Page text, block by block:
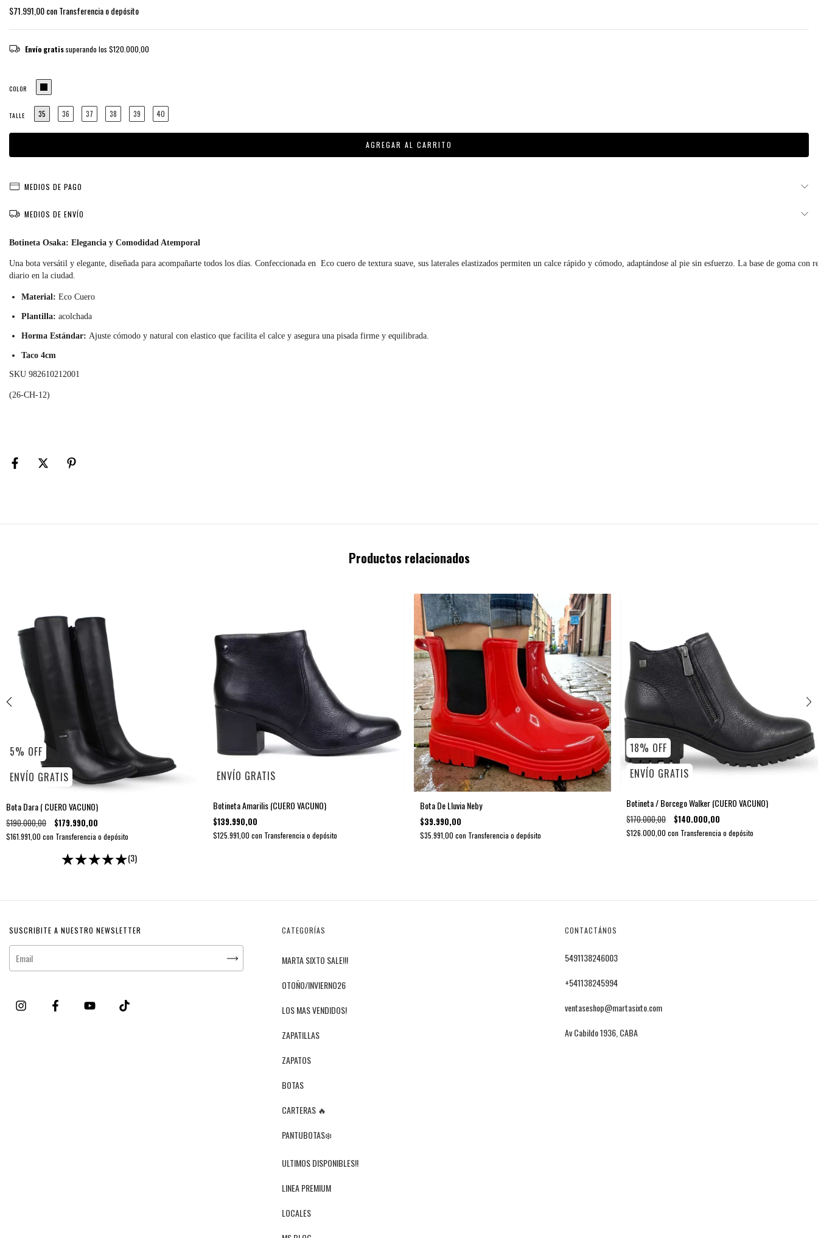
$71.991,00conTransferencia o depósito
Envío gratis superando los $120.000,00
COLOR
TALLE 35 36 37 38 39 40
MEDIOS DE PAGO
MEDIOS DE ENVÍO
Botineta Osaka: Elegancia y Comodidad Atemporal
Una bota versátil y elegante, diseñada para acompañarte todos los días. Confeccionada en Eco cuero de textura suave, sus laterales elastizados permiten un calce rápido y cómodo, adaptándose al pie sin esfuerzo. La base de goma
diario en la ciudad.
Material: Eco Cuero
Plantilla: acolchada
Horma Estándar: Ajuste cómodo y natural con elastico que facilita el calce y asegura una pisada firme y equilibrada.
Taco 4cm
SKU 982610212001
(26-CH-12)
Productos relacionados
5% OFF
ENVÍO GRATIS
Bota Dara ( CUERO VACUNO)
$190.000,00 $179.990,00
$161.991,00 con Transferencia o depósito
(3)
ENVÍO GRATIS
Botineta Amarilis (CUERO VACUNO)
$139.990,00
$125.991,00 con Transferencia o depósito
Bota De Lluvia Neby
$39.990,00
$35.991,00 con Transferencia o depósito
18% OFF
ENVÍO GRATIS
Botineta / Borcego Walker (CUERO VACUNO)
$170.000,00 $140.000,00
$126.000,00con Transferencia o depósito
SUSCRIBITE A NUESTRO NEWSLETTER CATEGORÍAS
MARTA SIXTO SALE!!!
OTOÑO/INVIERNO26
LOS MAS VENDIDOS!
ZAPATILLAS
ZAPATOS
BOTAS
CARTERAS 🔥
PANTUBOTAS❄️
ULTIMOS DISPONIBLES!!
LINEA PREMIUM
LOCALES
CONTACTÁNOS
5491138246003
+541138245994
ventaseshop@martasixto.com
Av Cabildo 1936, CABA